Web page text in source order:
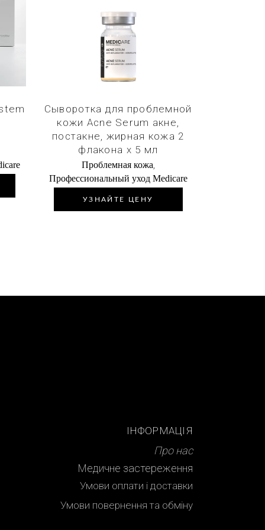
Купить в 1 клик
Сыворотка для проблемной
кожи Acne Serum акне,
постакне, жирная кожа 2
флакона х 5 мл
Проблемная кожа,
Профессиональный уход Medicare
УЗНАЙТЕ ЦЕНУ
ІНФОРМАЦІЯ
Про нас
Медичне застереження
Умови оплати і доставки
Умови повернення та обміну